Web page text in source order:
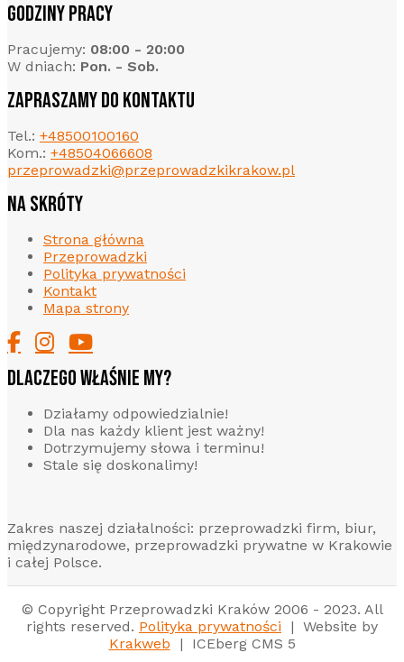
GODZINY PRACY
Pracujemy: 08:00 - 20:00
W dniach: Pon. - Sob.
ZAPRASZAMY DO KONTAKTU
Tel.: +48500100160
Kom.: +48504066608
przeprowadzki@przeprowadzkikrakow.pl
NA SKRÓTY
Strona główna
Przeprowadzki
Polityka prywatności
Kontakt
Mapa strony
DLACZEGO WŁAŚNIE MY?
Działamy odpowiedzialnie!
Dla nas każdy klient jest ważny!
Dotrzymujemy słowa i terminu!
Stale się doskonalimy!
Zakres naszej działalności: przeprowadzki firm, biur,
międzynarodowe, przeprowadzki prywatne w Krakowie
i całej Polsce.
© Copyright Przeprowadzki Kraków 2006 - 2023. All
rights reserved. Polityka prywatności | Website by
Krakweb | ICEberg CMS 5